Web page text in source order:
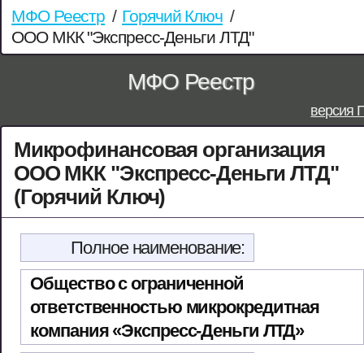
МФО Реестр / Горячий Ключ /
ООО МКК "Экспресс-Деньги ЛТД"
МФО Реестр
версия
Микрофинансовая организация
ООО МКК "Экспресс-Деньги ЛТД"
(Горячий Ключ)
Полное наименование:
Общество с ограниченной
ответственностью микрокредитная
компания «Экспресс-Деньги ЛТД»